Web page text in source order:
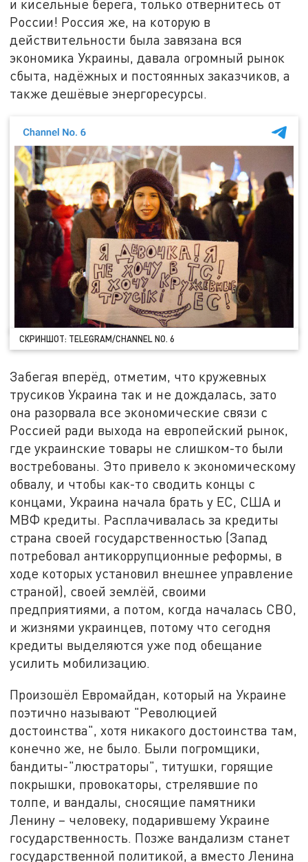
и кисельные берега, только отвернитесь от
России! Россия же, на которую в
действительности была завязана вся
экономика Украины, давала огромный рынок
сбыта, надёжных и постоянных заказчиков, а
также дешёвые энергоресурсы.
СКРИНШОТ: TELEGRAM/CHANNEL NO. 6
Забегая вперёд, отметим, что кружевных
трусиков Украина так и не дождалась, зато
она разорвала все экономические связи с
Россией ради выхода на европейский рынок,
где украинские товары не слишком-то были
востребованы. Это привело к экономическому
обвалу, и чтобы как-то сводить концы с
концами, Украина начала брать у ЕС, США и
МВФ кредиты. Расплачивалась за кредиты
страна своей государственностью (Запад
потребовал антикоррупционные реформы, в
ходе которых установил внешнее управление
страной), своей землёй, своими
предприятиями, а потом, когда началась СВО,
и жизнями украинцев, потому что сегодня
кредиты выделяются уже под обещание
усилить мобилизацию.
Произошёл Евромайдан, который на Украине
поэтично называют "Революцией
достоинства", хотя никакого достоинства там,
конечно же, не было. Были погромщики,
бандиты-"люстраторы", титушки, горящие
покрышки, провокаторы, стрелявшие по
толпе, и вандалы, сносящие памятники
Ленину – человеку, подарившему Украине
государственность. Позже вандализм станет
государственной политикой, а вместо Ленина